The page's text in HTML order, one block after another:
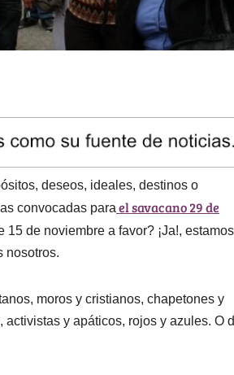
deseos, ideales, destinos o
convocadas parael savacano 29 de
15 de noviembre a favor? ¡Ja!, estamos
nosotros.
moros y cristianos, chapetones y
y apáticos, rojos y azules. O